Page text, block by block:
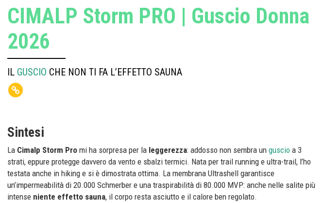
CIMALP Storm PRO | Guscio Donna
2026
IL GUSCIO CHE NON TI FA L’EFFETTO SAUNA
Sintesi
La Cimalp Storm Pro mi ha sorpresa per la leggerezza: addosso non sembra un guscio a 3
strati, eppure protegge davvero da vento e sbalzi termici. Nata per trail running e ultra-trail, l’ho
testata anche in hiking e si è dimostrata ottima. La membrana Ultrashell garantisce
un’impermeabilità di 20.000 Schmerber e una traspirabilità di 80.000 MVP: anche nelle salite più
intense niente effetto sauna, il corpo resta asciutto e il calore ben regolato.